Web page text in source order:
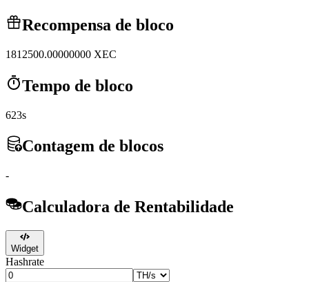
Recompensa de bloco
1812500.00000000 XEC
Tempo de bloco
623s
Contagem de blocos
-
Calculadora de Rentabilidade
Widget
Hashrate